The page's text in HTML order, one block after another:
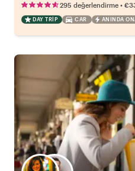
295 değerlendirme •
DAY TRIP CAR ANINDA